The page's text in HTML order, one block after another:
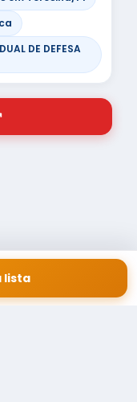
DE DEFESA
lista